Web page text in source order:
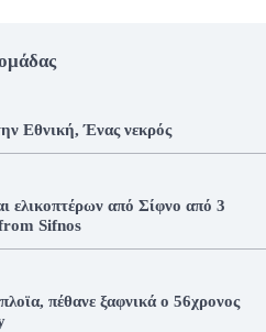
Εθνική, Ένας νεκρός
ελικοπτέρων από Σίφνο από 3
Sifnos
πέθανε ξαφνικά ο 56χρονος